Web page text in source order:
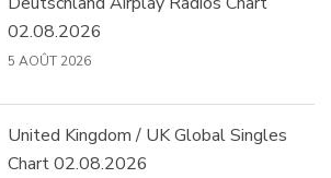
02.08.2026
5 AOÛT 2026
United Kingdom / UK Global Singles
Chart 02.08.2026